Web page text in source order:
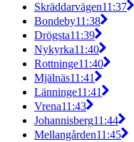
Skräddarvägen11:37
Bondeby11:38
Drögsta11:39
Nykyrka11:40
Rottninge11:40
Mjälnäs11:41
Länninge11:41
Vrena11:43
Johannisberg11:44
Mellangården11:45